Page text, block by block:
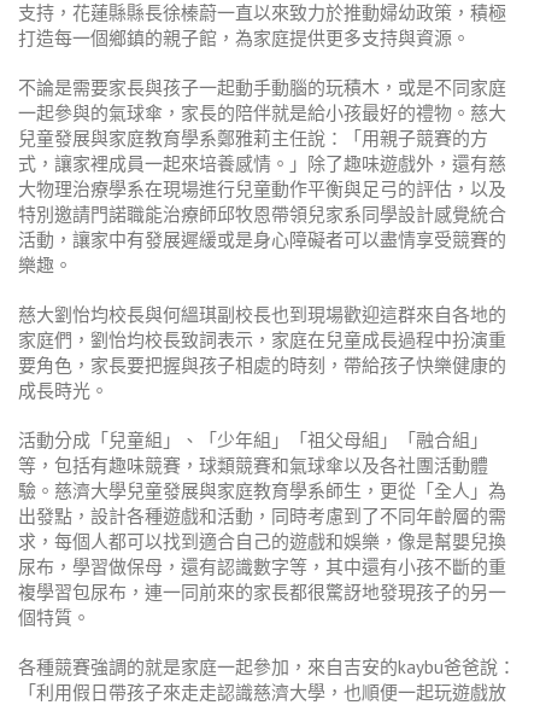
支持，花蓮縣縣長徐榛蔚一直以來致力於推動婦幼政策，積極
打造每一個鄉鎮的親子館，為家庭提供更多支持與資源。
不論是需要家長與孩子一起動手動腦的玩積木，或是不同家庭
一起參與的氣球傘，家長的陪伴就是給小孩最好的禮物。慈大
兒童發展與家庭教育學系鄭雅莉主任說：「用親子競賽的方
式，讓家裡成員一起來培養感情。」除了趣味遊戲外，還有慈
大物理治療學系在現場進行兒童動作平衡與足弓的評估，以及
特別邀請門諾職能治療師邱牧恩帶領兒家系同學設計感覺統合
活動，讓家中有發展遲緩或是身心障礙者可以盡情享受競賽的
樂趣。
慈大劉怡均校長與何縕琪副校長也到現場歡迎這群來自各地的
家庭們，劉怡均校長致詞表示，家庭在兒童成長過程中扮演重
要角色，家長要把握與孩子相處的時刻，帶給孩子快樂健康的
成長時光。
活動分成「兒童組」、「少年組」「祖父母組」「融合組」
等，包括有趣味競賽，球類競賽和氣球傘以及各社團活動體
驗。慈濟大學兒童發展與家庭教育學系師生，更從「全人」為
出發點，設計各種遊戲和活動，同時考慮到了不同年齡層的需
求，每個人都可以找到適合自己的遊戲和娛樂，像是幫嬰兒換
尿布，學習做保母，還有認識數字等，其中還有小孩不斷的重
複學習包尿布，連一同前來的家長都很驚訝地發現孩子的另一
個特質。
各種競賽強調的就是家庭一起參加，來自吉安的kaybu爸爸說：
「利用假日帶孩子來走走認識慈濟大學，也順便一起玩遊戲放